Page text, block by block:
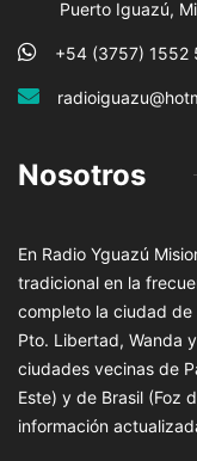
Puerto Iguazú,
+54 (3757) 1552
Nosotros
En Radio Yguazú
tradicional en la
completo la ciudad
Pto. Libertad, Wanda
ciudades vecinas de
Este) y de Brasil (Foz
información